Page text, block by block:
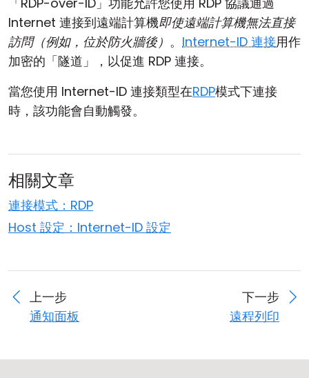
Internet 連接到遠端計算機即使遠端計算機無法直接
訪問（例如，位於防火牆後） 。 Internet-ID 連接用作
加密的「隧道」，以促進 RDP 連接。
當您使用 Internet-ID 連接類型在RDP模式下連接
時，該功能會自動觸發。
相關文章
連接模式：RDP
Host 設定：Internet-ID 設定
上一步
通知面板
下一步
遠程列印
無人值守訪問
活動目錄支援
MSI 配置